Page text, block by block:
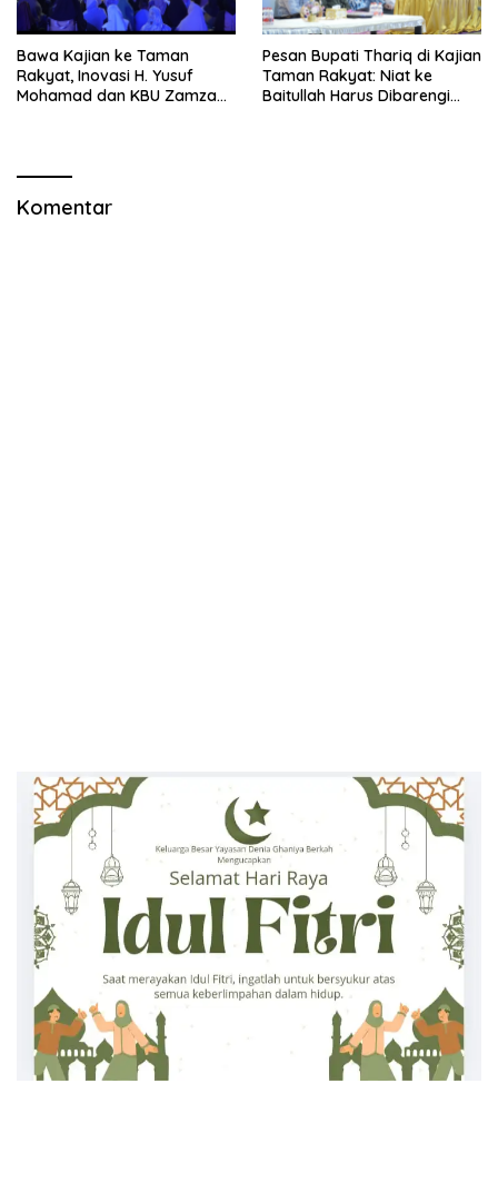
Bawa Kajian ke Taman
Rakyat, Inovasi H. Yusuf
Mohamad dan KBU Zamzam
Pesan Bupati Thariq di Kajian
Taman Rakyat: Niat ke
Baitullah Harus Dibarengi
Komentar